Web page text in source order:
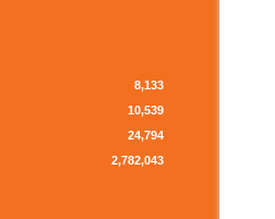
8,133
10,539
24,794
2,782,043